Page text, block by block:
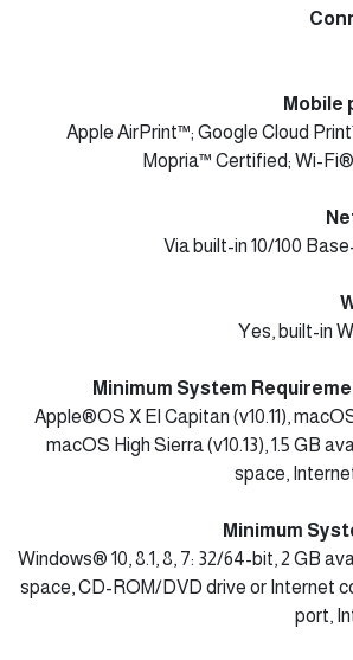
Mobile
Apple AirPrint™; Google Cloud
Mopria™ Certified; Wi-
Via built-in 10/100
Yes, built-in
Minimum System
Apple®OS X El Capitan (v10.11),
macOS High Sierra (v10.13), 1.5 GB
space,
Minimum
Windows® 10, 8.1, 8, 7: 32/64-bit, 2 GB
space, CD-ROM/DVD drive or Internet
port,